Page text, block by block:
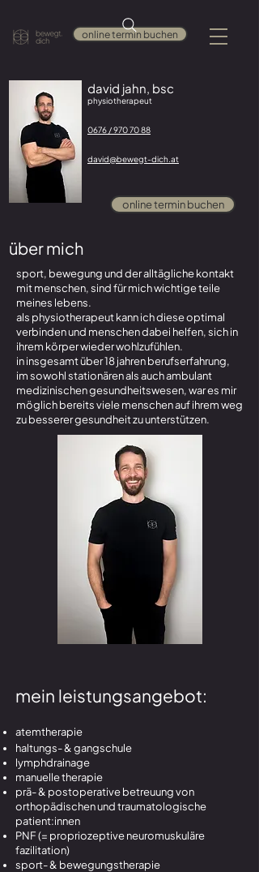
online termin buchen
david jahn, bsc
physiotherapeut
0676 / 970 70 88
david@bewegt-dich.at
online termin buchen
über mich
sport, bewegung und der alltägliche kontakt
mit menschen, sind für mich wichtige teile
meines lebens.
als physiotherapeut kann ich diese optimal
verbinden und menschen dabei helfen, sich in
ihrem körper wieder wohlzufühlen.
in insgesamt über 18 jahren berufserfahrung,
im sowohl stationären als auch ambulant
medizinischen gesundheitswesen, war es mir
möglich bereits viele menschen auf ihrem weg
zu besserer gesundheit zu unterstützen.
mein leistungsangebot:
atemtherapie
haltungs- & gangschule
lymphdrainage
manuelle therapie
prä- & postoperative betreuung von
orthopädischen und traumatologische
patient:innen
PNF (= propriozeptive neuromuskuläre
fazilitation)
sport- & bewegungstherapie